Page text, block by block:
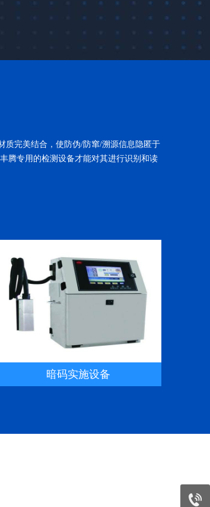
质完美结合，使防伪/防窜/溯源信息隐匿于
腾专用的检测设备才能对其进行识别和读
暗码实施设备